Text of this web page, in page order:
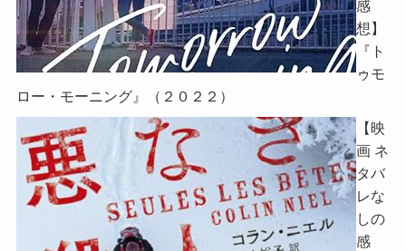
感
想】
『ト
ゥモ
ロー・モーニング』（２０２２）
【映
画 ネ
タバ
レな
しの
感